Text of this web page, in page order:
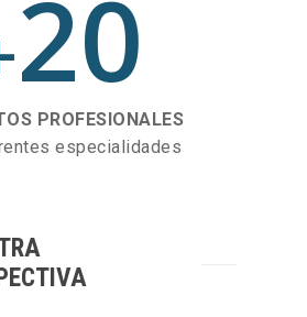
20
PROFESIONALES
especialidades